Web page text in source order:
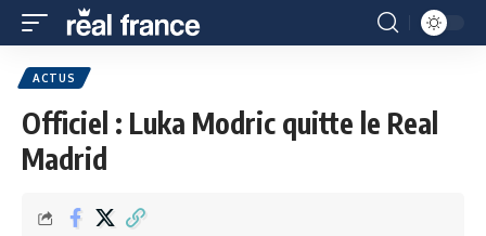
ACTUS
Officiel : Luka Modric quitte le Real
Madrid